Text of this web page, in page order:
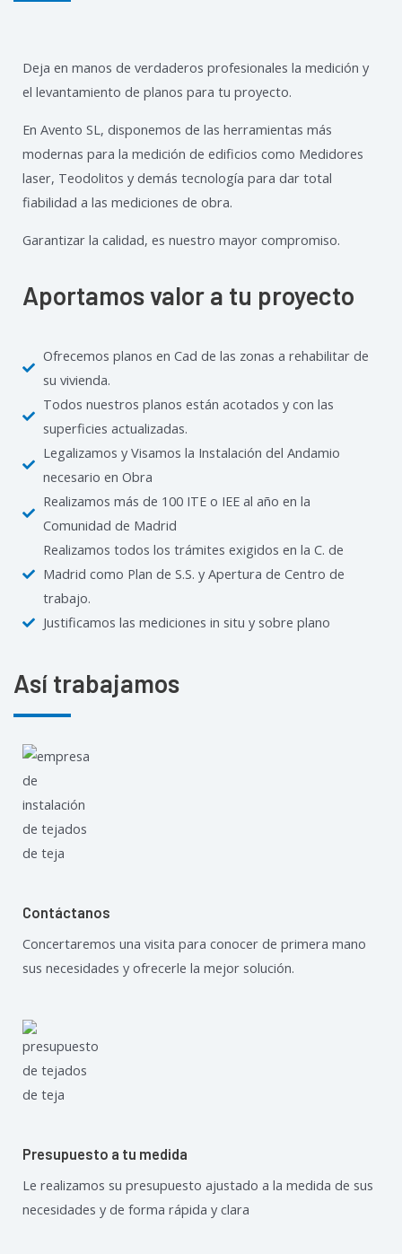
Deja en manos de verdaderos profesionales la medición y
el levantamiento de planos para tu proyecto.
En Avento SL, disponemos de las herramientas más
modernas para la medición de edificios como Medidores
laser, Teodolitos y demás tecnología para dar total
fiabilidad a las mediciones de obra.
Garantizar la calidad, es nuestro mayor compromiso.
Aportamos valor a tu proyecto
Ofrecemos planos en Cad de las zonas a rehabilitar de
su vivienda.
Todos nuestros planos están acotados y con las
superficies actualizadas.
Legalizamos y Visamos la Instalación del Andamio
necesario en Obra
Realizamos más de 100 ITE o IEE al año en la
Comunidad de Madrid
Realizamos todos los trámites exigidos en la C. de
Madrid como Plan de S.S. y Apertura de Centro de
trabajo.
Justificamos las mediciones in situ y sobre plano
Así trabajamos
Contáctanos
Concertaremos una visita para conocer de primera mano
sus necesidades y ofrecerle la mejor solución.
Presupuesto a tu medida
Le realizamos su presupuesto ajustado a la medida de sus
necesidades y de forma rápida y clara